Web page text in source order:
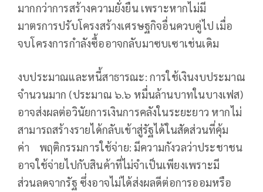
มากกว่าการสร้างความยั่งยืน เพราะหากไม่มี
มาตรการปรับโครงสร้างเศรษฐกิจอื่นควบคู่ไป เมื่อ
จบโครงการกำลังซื้ออาจกลับมาซบเซาเช่นเดิม
งบประมาณและหนี้สาธารณะ: การใช้เงินงบประมาณ
จำนวนมาก (ประมาณ ๖.๖ หมื่นล้านบาทในบางเฟส)
อาจส่งผลต่อวินัยการเงินการคลังในระยะยาว หากไม่
สามารถสร้างรายได้กลับเข้าสู่รัฐได้ในสัดส่วนที่คุ้ม
ค่า พฤติกรรมการใช้จ่าย: มีความกังวลว่าประชาชน
อาจใช้จ่ายไปกับสินค้าที่ไม่จำเป็นเพียงเพราะมี
ส่วนลดจากรัฐ ซึ่งอาจไม่ได้ส่งผลดีต่อการออมหรือ